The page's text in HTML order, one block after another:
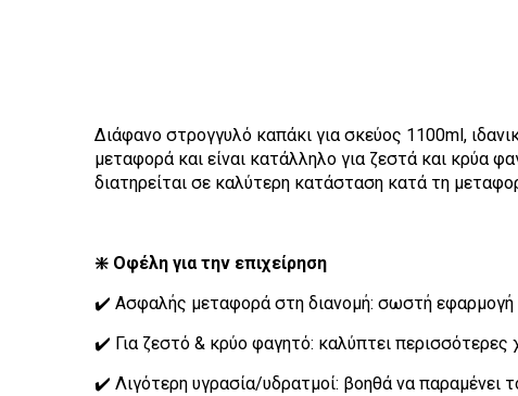
Διάφανο στρογγυλό καπάκι για σκεύος 1100ml,
μεταφορά και είναι κατάλληλο για ζεστά και κρύα
διατηρείται σε καλύτερη κατάσταση κατά τη
❇️ Οφέλη για την επιχείρηση
✔️ Ασφαλής μεταφορά στη διανομή: σωστή εφαρμογή
✔️ Για ζεστό & κρύο φαγητό: καλύπτει περισσότερες
✔️ Λιγότερη υγρασία/υδρατμοί: βοηθά να παραμένει